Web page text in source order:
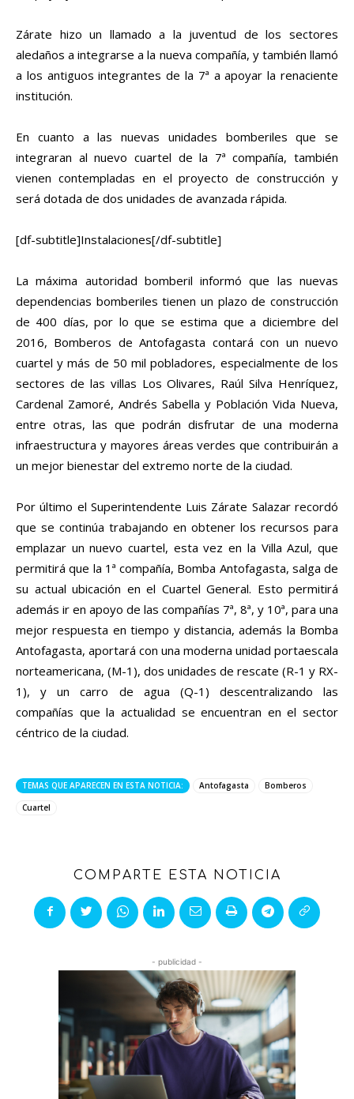
Zárate hizo un llamado a la juventud de los sectores
aledaños a integrarse a la nueva compañía, y también llamó
a los antiguos integrantes de la 7ª a apoyar la renaciente
institución.
En cuanto a las nuevas unidades bomberiles que se
integraran al nuevo cuartel de la 7ª compañía, también
vienen contempladas en el proyecto de construcción y
será dotada de dos unidades de avanzada rápida.
[df-subtitle]Instalaciones[/df-subtitle]
La máxima autoridad bomberil informó que las nuevas
dependencias bomberiles tienen un plazo de construcción
de 400 días, por lo que se estima que a diciembre del
2016, Bomberos de Antofagasta contará con un nuevo
cuartel y más de 50 mil pobladores, especialmente de los
sectores de las villas Los Olivares, Raúl Silva Henríquez,
Cardenal Zamoré, Andrés Sabella y Población Vida Nueva,
entre otras, las que podrán disfrutar de una moderna
infraestructura y mayores áreas verdes que contribuirán a
un mejor bienestar del extremo norte de la ciudad.
Por último el Superintendente Luis Zárate Salazar recordó
que se continúa trabajando en obtener los recursos para
emplazar un nuevo cuartel, esta vez en la Villa Azul, que
permitirá que la 1ª compañía, Bomba Antofagasta, salga de
su actual ubicación en el Cuartel General. Esto permitirá
además ir en apoyo de las compañías 7ª, 8ª, y 10ª, para una
mejor respuesta en tiempo y distancia, además la Bomba
Antofagasta, aportará con una moderna unidad portaescala
norteamericana, (M-1), dos unidades de rescate (R-1 y RX-
1), y un carro de agua (Q-1) descentralizando las
compañías que la actualidad se encuentran en el sector
céntrico de la ciudad.
TEMAS QUE APARECEN EN ESTA NOTICIA: Antofagasta
Bomberos
Cuartel
COMPARTE ESTA NOTICIA
- publicidad -